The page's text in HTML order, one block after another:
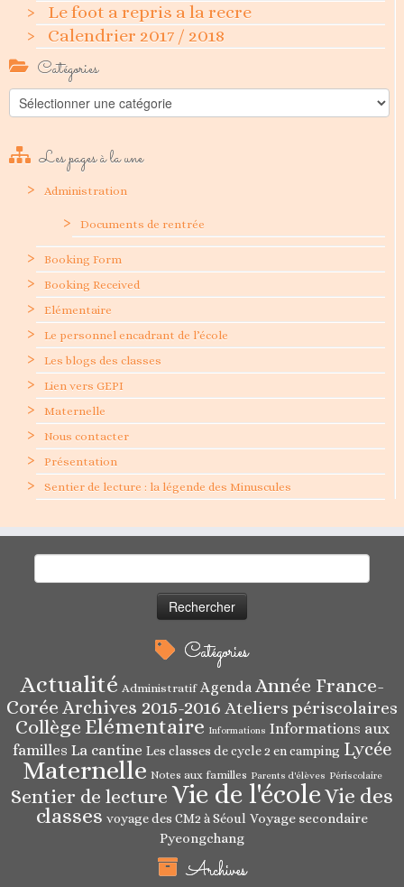
Le foot a repris a la recre
Calendrier 2017 / 2018
Catégories
Catégories
Les pages à la une
Administration
Documents de rentrée
Booking Form
Booking Received
Elémentaire
Le personnel encadrant de l’école
Les blogs des classes
Lien vers GEPI
Maternelle
Nous contacter
Présentation
Sentier de lecture : la légende des Minuscules
Catégories
Actualité Administratif Agenda Année France-
Corée Archives 2015-2016 Ateliers périscolaires
Collège Elémentaire Informations Informations aux
familles La cantine Les classes de cycle 2 en camping Lycée
Maternelle Notes aux familles Parents d'élèves Périscolaire
Sentier de lecture Vie de l'écoleVie des
classes voyage des CM2 à Séoul Voyage secondaire
Pyeongchang
Archives